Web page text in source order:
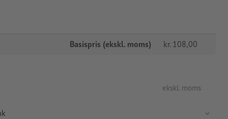
Basispris (ekskl. moms) kr. 108,00
ekskl. moms